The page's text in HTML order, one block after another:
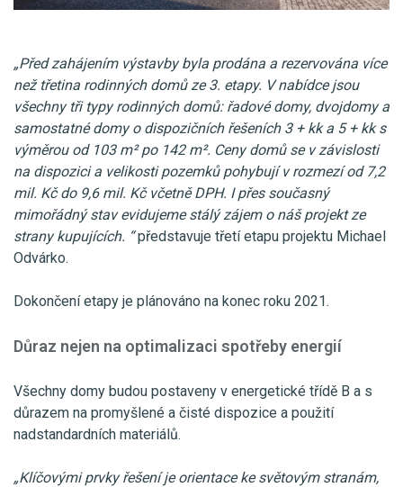
„Před zahájením výstavby byla prodána a rezervována více
než třetina rodinných domů ze 3. etapy. V nabídce jsou
všechny tři typy rodinných domů: řadové domy, dvojdomy a
samostatné domy o dispozičních řešeních 3 + kk a 5 + kk s
výměrou od 103 m² po 142 m². Ceny domů se v závislosti
na dispozici a velikosti pozemků pohybují v rozmezí od 7,2
mil. Kč do 9,6 mil. Kč včetně DPH. I přes současný
mimořádný stav evidujeme stálý zájem o náš projekt ze
strany kupujících. “představuje třetí etapu projektu Michael
Odvárko.
Dokončení etapy je plánováno na konec roku 2021.
Důraz nejen na optimalizaci spotřeby energií
Všechny domy budou postaveny v energetické třídě B a s
důrazem na promyšlené a čisté dispozice a použití
nadstandardních materiálů.
„Klíčovými prvky řešení je orientace ke světovým stranám,